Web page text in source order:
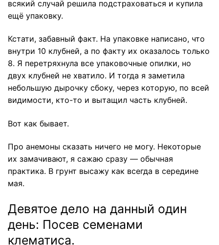
всякий случай решила подстраховаться и купила
ещё упаковку.
Кстати, забавный факт. На упаковке написано, что
внутри 10 клубней, а по факту их оказалось только
8. Я перетряхнула все упаковочные опилки, но
двух клубней не хватило. И тогда я заметила
небольшую дырочку сбоку, через которую, по всей
видимости, кто-то и вытащил часть клубней.
Вот как бывает.
Про анемоны сказать ничего не могу. Некоторые
их замачивают, я сажаю сразу — обычная
практика. В грунт высажу как всегда в середине
мая.
Девятое дело на данный один
день: Посев семенами
клематиса.